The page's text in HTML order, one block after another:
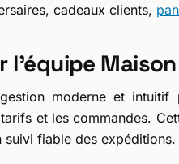
cadeaux clients,
moderne et intuitif
et les commandes.
suivi fiable des expéditions.